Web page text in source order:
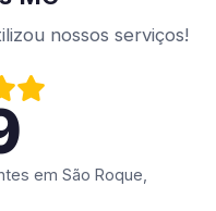
nossos serviços!
em São Roque,